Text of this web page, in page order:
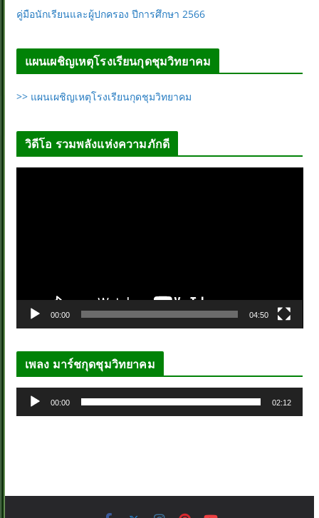
คู่มือนักเรียนและผู้ปกครอง ปีการศึกษา 2566
แผนเผชิญเหตุโรงเรียนกุดชุมวิทยาคม
>> แผนเผชิญเหตุโรงเรียนกุดชุมวิทยาคม
วิดีโอ รวมพลังแห่งความภักดี
ล์
โ
00:00 04:50
เพลง มาร์ชกุดชุมวิทยาคม
ว
00:00 02:12